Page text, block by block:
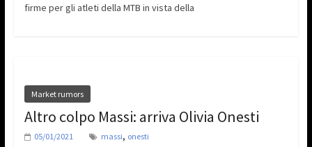
firme per gli atleti della MTB in vista della
Market rumors
Altro colpo Massi: arriva Olivia Onesti
05/01/2021 massi, onesti